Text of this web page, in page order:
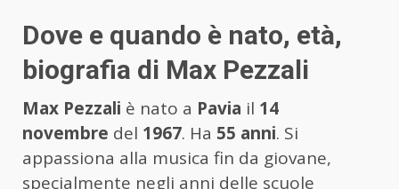
Dove e quando è nato, età,
biografia di Max Pezzali
Max Pezzali è nato a Pavia il 14
novembre del 1967. Ha 55 anni. Si
appassiona alla musica fin da giovane,
specialmente negli anni delle scuole